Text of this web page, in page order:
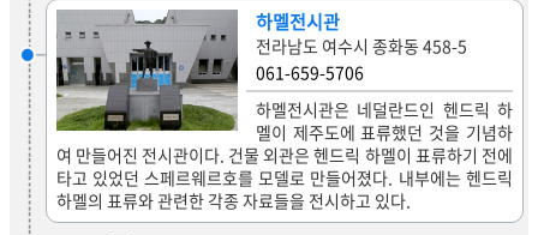
하멜전시관
전라남도 여수시 종화동 458-5
061-659-5706
하멜전시관은 네덜란드인 헨드릭 하
멜이 제주도에 표류했던 것을 기념하
여 만들어진 전시관이다. 건물 외관은 헨드릭 하멜이 표류하기 전에
타고 있었던 스페르웨르호를 모델로 만들어졌다. 내부에는 헨드릭
하멜의 표류와 관련한 각종 자료들을 전시하고 있다.